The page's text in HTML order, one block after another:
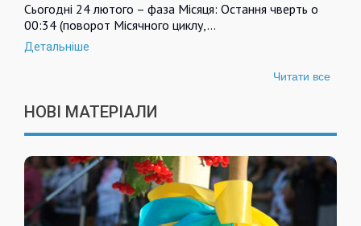
Сьогодні 24 лютого – фаза Місяця: Остання чверть о
00:34 (поворот Місячного циклу,…
Детальніше
Читати все
НОВІ МАТЕРІАЛИ